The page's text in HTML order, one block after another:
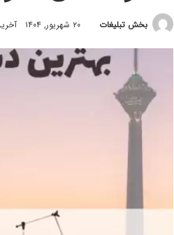
بخش تبلیغات ۲۰ شهریور, ۱۴۰۴ آخرین